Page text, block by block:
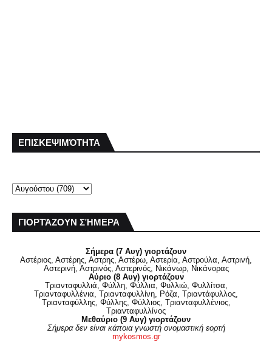
ΕΠΙΣΚΕΨΙΜΌΤΗΤΑ
ΓΙΟΡΤΆΖΟΥΝ ΣΉΜΕΡΑ
Σήμερα (7 Αυγ) γιορτάζουν
Αστέριος, Αστέρης, Αστρης, Αστέρω, Αστερία, Αστρούλα, Αστρινή,
Αστερινή, Αστρινός, Αστερινός, Νικάνωρ, Νικάνορας
Αύριο (8 Αυγ) γιορτάζουν
Τριανταφυλλιά, Φύλλη, Φύλλια, Φυλλιώ, Φυλλίτσα,
Τριανταφυλλένια, Τριανταφυλλίνη, Ρόζα, Τριαντάφυλλος,
Τριανταφύλλης, Φύλλης, Φύλλιος, Τριανταφυλλένιος,
Τριανταφυλλίνος
Μεθαύριο (9 Αυγ) γιορτάζουν
Σήμερα δεν είναι κάποια γνωστή ονομαστική εορτή
mykosmos.gr